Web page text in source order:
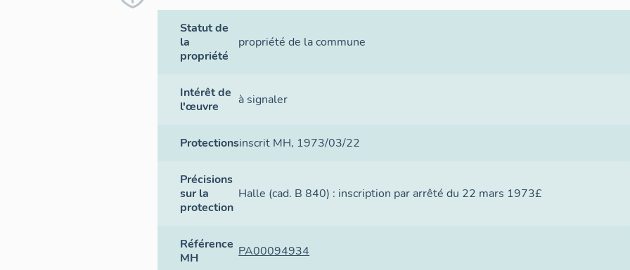
Statut de
la
propriété
propriété de la commune
Intérêt de
l'œuvre
à signaler
Protectionsinscrit MH, 1973/03/22
Précisions
sur la
protection
Halle (cad. B 840) : inscription par arrêté du 22 mars 1973£
Référence
MH
PA00094934